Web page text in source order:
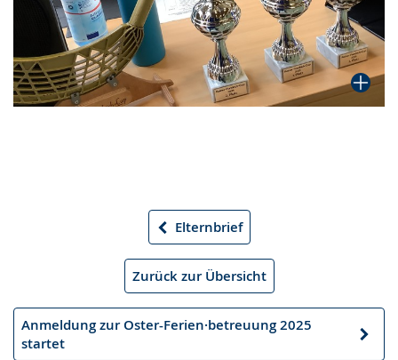
Vorheriger
Artikel
Elternbrief
Zurück zur Übersicht
Anmeldung zur Oster-Ferien·betreuung 2025
startet
Nächster